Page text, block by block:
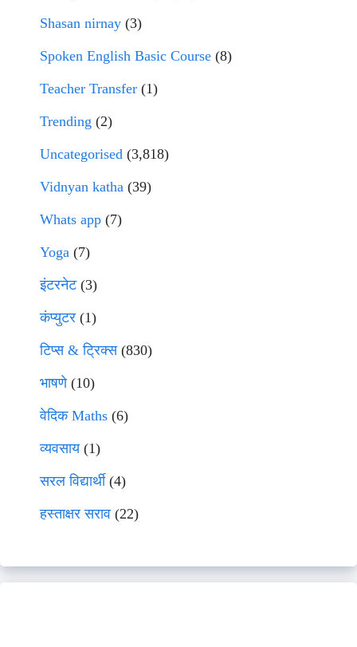
Shasan nirnay (3)
Spoken English Basic Course (8)
Teacher Transfer (1)
Trending (2)
Uncategorised (3,818)
Vidnyan katha (39)
Whats app (7)
Yoga (7)
इंटरनेट(3)
कंप्युटर (1)
टिप्स & ट्रिक्स(830)
भाषणे(10)
वेदिक Maths (6)
व्यवसाय(1)
सरल विद्यार्थी(4)
हस्ताक्षर सराव (22)